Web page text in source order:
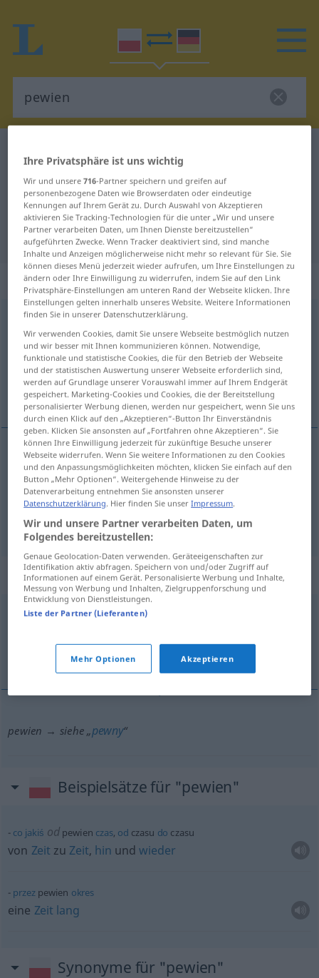
Polnisch-Deutsch Übersetzung für
"pewien"
"pewien" Deutsch Übersetzung
„pewien“
pewien <persf-wni >
Übersicht aller Übersetzungen
(Für mehr Details die Übersetzung anklicken/antippen)
gewisser, ein, bestimmte
gewisse(r) pewien niejaki
ein(er), bestimmte(r) pewienjakiś
„pewien“
pewien <präd>
Übersicht aller Übersetzungen
(Für mehr Details die Übersetzung anklicken/antippen)
pewien → siehe „pewny“
Beispielsätze für "pewien"
co jakiś odpewien czas, od czasu do czasu
von Zeit zu Zeit, hin undwieder
przezpewien okres
eine Zeit lang
Synonyme für "pewien"
Ihre Privatsphäre ist uns wichtig
Wir und unsere716-Partner speichern und greifen auf
personenbezogene Daten wie Browserdaten oder eindeutige
Kennungen auf Ihrem Gerät zu. Durch Auswahl von Akzeptieren
aktivieren Sie Tracking-Technologien für die unter „Wir und unsere
Partner verarbeiten Daten, um Ihnen Dienste bereitzustellen“
aufgeführten Zwecke. Wenn Tracker deaktiviert sind, sind manche
Inhalte und Anzeigen möglicherweise nicht mehr so relevant für Sie. Sie
können dieses Menü jederzeit wieder aufrufen, um Ihre Einstellungen zu
ändern oder Ihre Einwilligung zu widerrufen, indem Sie auf den Link
Privatsphäre-Einstellungen am unteren Rand der Webseite klicken. Ihre
Einstellungen gelten innerhalb unseres Website. Weitere Informationen
finden Sie in unserer Datenschutzerklärung.
Wir verwenden Cookies, damit Sie unsere Webseite bestmöglich nutzen
und wir besser mit Ihnen kommunizieren können. Notwendige,
funktionale und statistische Cookies, die für den Betrieb der Webseite
und der statistischen Auswertung unserer Webseite erforderlich sind,
werden auf Grundlage unserer Vorauswahl immer auf Ihrem Endgerät
gespeichert. Marketing-Cookies und Cookies, die der Bereitstellung
personalisierter Werbung dienen, werden nur gespeichert, wenn Sie uns
durch einen Klick auf den „Akzeptieren“-Button Ihr Einverständnis
geben. Klicken Sie ansonsten auf „Fortfahren ohne Akzeptieren“. Sie
können Ihre Einwilligung jederzeit für zukünftige Besuche unserer
Webseite widerrufen. Wenn Sie weitere Informationen zu den Cookies
und den Anpassungsmöglichkeiten möchten, klicken Sie einfach auf den
Button „Mehr Optionen“. Weitergehende Hinweise zu der
Datenverarbeitung entnehmen Sie ansonsten unserer
Datenschutzerklärung. Hier finden Sie unserImpressum.
Wir und unsere Partner verarbeiten Daten, um
Folgendes bereitzustellen:
Genaue Geolocation-Daten verwenden. Geräteeigenschaften zur
Identifikation aktiv abfragen. Speichern von und/oder Zugriff auf
Informationen auf einem Gerät. Personalisierte Werbung und Inhalte,
Messung von Werbung und Inhalten, Zielgruppenforschung und
Entwicklung von Dienstleistungen.
Liste der Partner (Lieferanten)
Mehr Optionen Akzeptieren